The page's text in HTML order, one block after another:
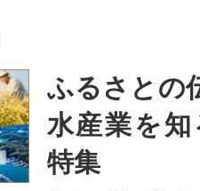
ふるさとの
水産業を
特集